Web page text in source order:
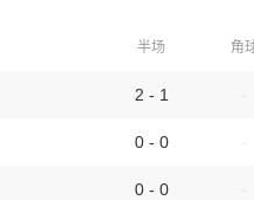
半场 角
2 - 1
0 - 0
0 - 0